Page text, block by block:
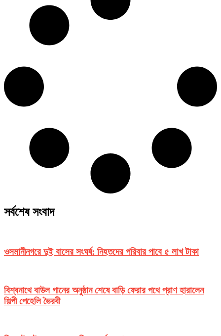
সর্বশেষ সংবাদ
ওসমানীনগরে দুই বাসের সংঘর্ষ: নিহতদের পরিবার পাবে ৫ লাখ টাকা
বিশ্বনাথে বাউল গানের অনুষ্ঠান শেষে বাড়ি ফেরার পথে প্রাণ হারালেন
শিল্পী পেহেলি ভৈরবী